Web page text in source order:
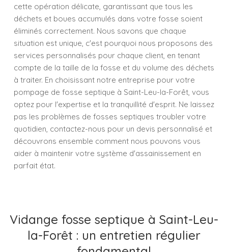
cette opération délicate, garantissant que tous les
déchets et boues accumulés dans votre fosse soient
éliminés correctement. Nous savons que chaque
situation est unique, c'est pourquoi nous proposons des
services personnalisés pour chaque client, en tenant
compte de la taille de la fosse et du volume des déchets
à traiter. En choisissant notre entreprise pour votre
pompage de fosse septique à Saint-Leu-la-Forêt, vous
optez pour l'expertise et la tranquillité d'esprit. Ne laissez
pas les problèmes de fosses septiques troubler votre
quotidien, contactez-nous pour un devis personnalisé et
découvrons ensemble comment nous pouvons vous
aider à maintenir votre système d'assainissement en
parfait état.
Vidange fosse septique à Saint-Leu-
la-Forêt : un entretien régulier